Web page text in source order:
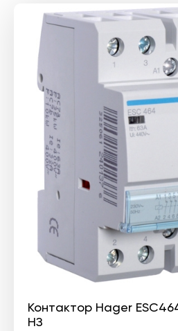
Контактор Hager
НЗ